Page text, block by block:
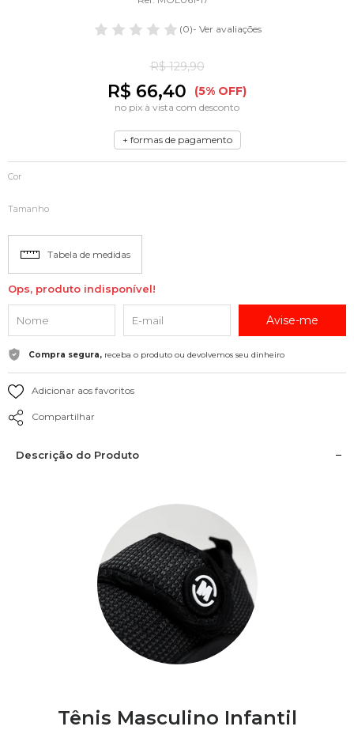
(0)- Ver avaliações
R$ 129,90
R$ 66,40 (5% OFF)
no pix à vista com desconto
+ formas de pagamento
Cor
Tamanho
Tabela de medidas
Ops, produto indisponível!
Avise-me
Compra segura, receba o produto ou devolvemos seu dinheiro
Adicionar aos favoritos
Compartilhar
Descrição do Produto
Tênis Masculino Infantil